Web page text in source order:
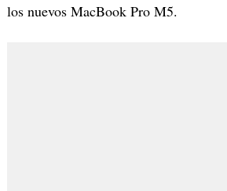
los nuevos MacBook Pro M5.